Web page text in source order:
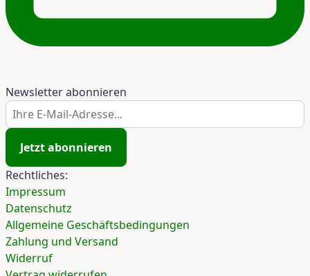
Newsletter abonnieren
Ihre E-Mail-Adresse...
Jetzt abonnieren
Rechtliches:
Impressum
Datenschutz
Allgemeine Geschäftsbedingungen
Zahlung und Versand
Widerruf